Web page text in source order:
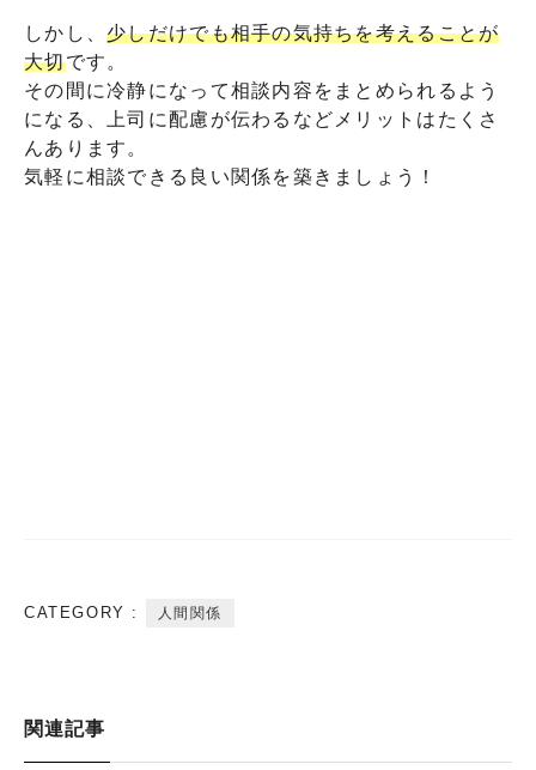
しかし、少しだけでも相手の気持ちを考えることが
大切です。
その間に冷静になって相談内容をまとめられるよう
になる、上司に配慮が伝わるなどメリットはたくさ
んあります。
気軽に相談できる良い関係を築きましょう！
CATEGORY : 人間関係
関連記事